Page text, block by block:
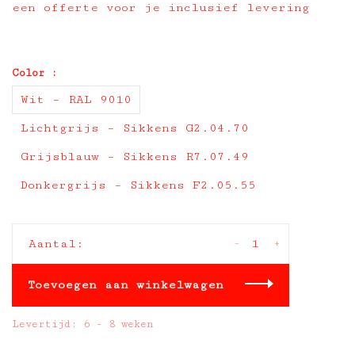
een offerte voor je inclusief levering
Color :
Wit – RAL 9010
Lichtgrijs – Sikkens G2.04.70
Grijsblauw – Sikkens R7.07.49
Donkergrijs – Sikkens F2.05.55
Aantal: +
-
Toevoegen aan winkelwagen
Levertijd: 6 - 8 weken